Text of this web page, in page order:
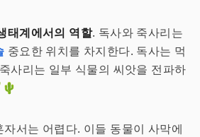
태계에서의 역할. 독사와 죽사리는
중요한 위치를 차지한다. 독사는 먹
사리는 일부 식물의 씨앗을 전파하
서는 어렵다. 이들 동물이 사막에